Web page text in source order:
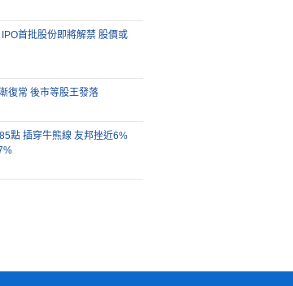
首批股份即將解禁 股價或
復常 後市等股王發落
點 插穿牛熊線 友邦挫近6%